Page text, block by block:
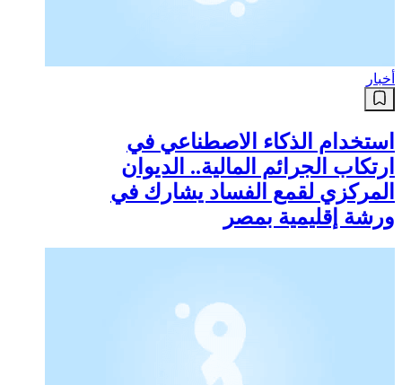
أخبار
استخدام الذكاء الاصطناعي في
ارتكاب الجرائم المالية.. الديوان
المركزي لقمع الفساد يشارك في
ورشة إقليمية بمصر